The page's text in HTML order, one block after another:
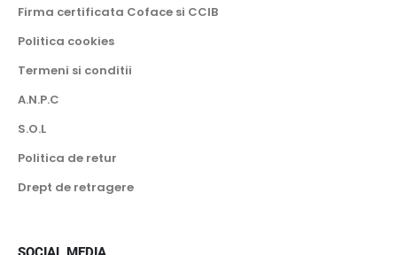
Firma certificata Coface si CCIB
Politica cookies
Termeni si conditii
A.N.P.C
S.O.L
Politica de retur
Drept de retragere